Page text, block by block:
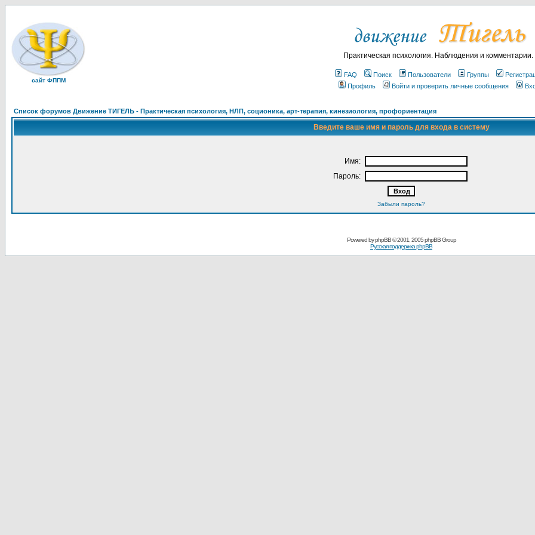
сайт ФППМ
Практическая психология. Наблюдения и комментарии.
FAQ Поиск Пользователи Группы
Профиль
Войти и проверить личные сообщения
Список форумов Движение ТИГЕЛЬ - Практическая психология, НЛП, соционика, арт-терапия, кинезиология, профориентация
Введите ваше имя и пароль для входа в систему
Имя:
Пароль:
Забыли пароль?
Powered byphpBB© 2001, 2005 phpBB Group
Русская поддержка phpBB